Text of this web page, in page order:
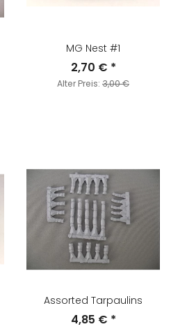
MG Nest #1
2,70 € *
Alter Preis: 3,00 €
Assorted Tarpaulins
4,85 € *